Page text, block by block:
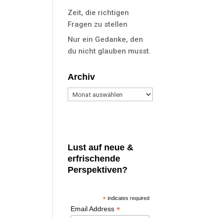
Zeit, die richtigen
Fragen zu stellen
Nur ein Gedanke, den
du nicht glauben musst.
Archiv
Archiv
Lust auf neue &
erfrischende
Perspektiven?
*indicates required
Email Address *